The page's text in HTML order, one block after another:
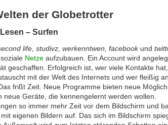
der Globetrotter
– Surfen
life, studivz, werkenntwen, facebookund
Netze aufzubauen. Ein Account wird
geschaffen. Erfolgreich ist, wer viele Kontakte
mit der Welt des Internets und wer fleißig
frißt Zeit. Neue Programme bieten neue
neue Geräte, die kennengelernt werden wollen.
so immer mehr Zeit vor dem Bildschirm und
mit eigenen Bildern auf. Das sich im Bildschirm